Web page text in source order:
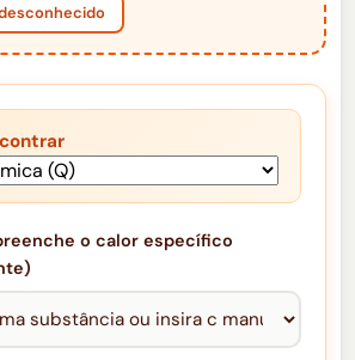
o calor específico